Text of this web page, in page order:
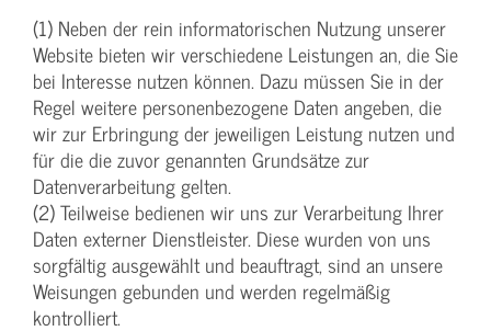
(1) Neben der rein informatorischen Nutzung unserer
Website bieten wir verschiedene Leistungen an, die Sie
bei Interesse nutzen können. Dazu müssen Sie in der
Regel weitere personenbezogene Daten angeben, die
wir zur Erbringung der jeweiligen Leistung nutzen und
für die die zuvor genannten Grundsätze zur
Datenverarbeitung gelten.
(2) Teilweise bedienen wir uns zur Verarbeitung Ihrer
Daten externer Dienstleister. Diese wurden von uns
sorgfältig ausgewählt und beauftragt, sind an unsere
Weisungen gebunden und werden regelmäßig
kontrolliert.